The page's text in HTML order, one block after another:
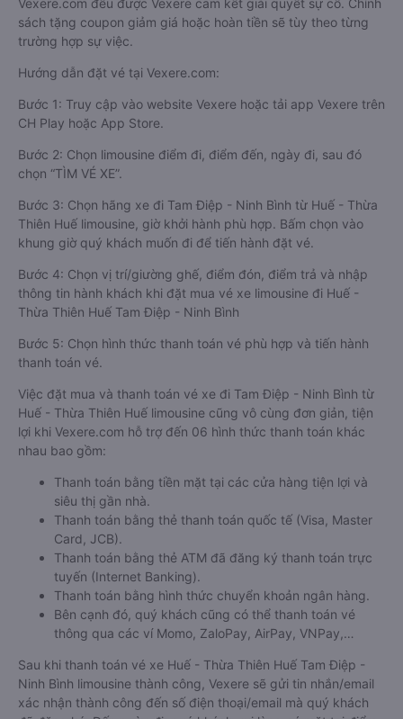
Vexere.com đều được Vexere cam kết giải quyết sự cố. Chính
sách tặng coupon giảm giá hoặc hoàn tiền sẽ tùy theo từng
trường hợp sự việc.
Hướng dẫn đặt vé tại Vexere.com:
Bước 1: Truy cập vào website Vexere hoặc tải app Vexere trên
CH Play hoặc App Store.
Bước 2: Chọn limousine điểm đi, điểm đến, ngày đi, sau đó
chọn “TÌM VÉ XE”.
Bước 3: Chọn hãng xe đi Tam Điệp - Ninh Bình từ Huế - Thừa
Thiên Huế limousine, giờ khởi hành phù hợp. Bấm chọn vào
khung giờ quý khách muốn đi để tiến hành đặt vé.
Bước 4: Chọn vị trí/giường ghế, điểm đón, điểm trả và nhập
thông tin hành khách khi đặt mua vé xe limousine đi Huế -
Thừa Thiên Huế Tam Điệp - Ninh Bình
Bước 5: Chọn hình thức thanh toán vé phù hợp và tiến hành
thanh toán vé.
Việc đặt mua và thanh toán vé xe đi Tam Điệp - Ninh Bình từ
Huế - Thừa Thiên Huế limousine cũng vô cùng đơn giản, tiện
lợi khi Vexere.com hỗ trợ đến 06 hình thức thanh toán khác
nhau bao gồm:
Thanh toán bằng tiền mặt tại các cửa hàng tiện lợi và
siêu thị gần nhà.
Thanh toán bằng thẻ thanh toán quốc tế (Visa, Master
Card, JCB).
Thanh toán bằng thẻ ATM đã đăng ký thanh toán trực
tuyến (Internet Banking).
Thanh toán bằng hình thức chuyển khoản ngân hàng.
Bên cạnh đó, quý khách cũng có thể thanh toán vé
thông qua các ví Momo, ZaloPay, AirPay, VNPay,…
Sau khi thanh toán vé xe Huế - Thừa Thiên Huế Tam Điệp -
Ninh Bình limousine thành công, Vexere sẽ gửi tin nhắn/email
xác nhận thành công đến số điện thoại/email mà quý khách